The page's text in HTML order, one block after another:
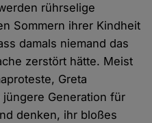
rührselige
Sommern ihrer Kindheit
damals niemand das
zerstört hätte. Meist
Greta
Generation für
denken, ihr bloßes